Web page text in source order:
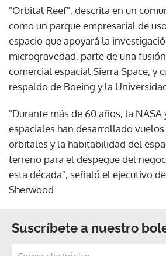
"Orbital Reef", descrita en un
como un parque empresarial de
espacio que apoyará la
microgravedad, parte de una
comercial espacial Sierra Space, y
respaldo de Boeing y la
"Durante más de 60 años, la NASA
espaciales han desarrollado
orbitales y la habitabilidad del
terreno para el despegue del
esta década", señaló el ejecutivo
Sherwood.
Suscríbete a nuestro